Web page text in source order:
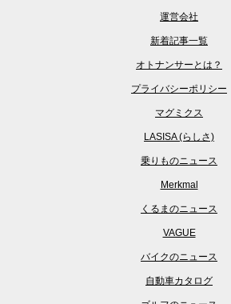
運営会社
新着記事一覧
オトナンサーとは？
プライバシーポリシー
マグミクス
LASISA (らしさ)
乗りものニュース
Merkmal
くるまのニュース
VAGUE
バイクのニュース
自動車カタログ